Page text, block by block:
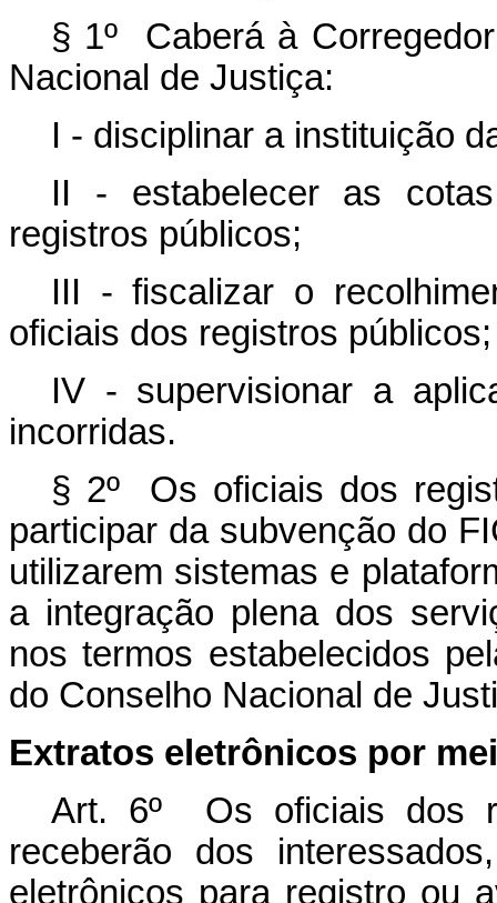
§ 1º Caberá à
Nacional de Justiça:
I - disciplinar a instituição
II - estabelecer as
registros públicos;
III - fiscalizar o
oficiais dos registros
IV - supervisionar a
incorridas.
§ 2º Os oficiais dos
participar da subvenção do
utilizarem sistemas e
a integração plena dos
nos termos estabelecidos
do Conselho Nacional de
Extratos eletrônicos por
Art. 6º Os oficiais dos
receberão dos
eletrônicos para registro ou